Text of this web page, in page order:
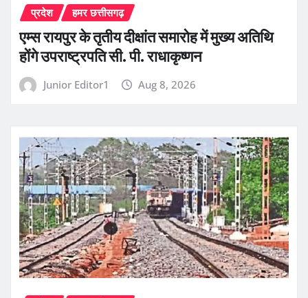
प्रदेश हमर छत्तीसगढ़
एम्स रायपुर के तृतीय दीक्षांत समारोह में मुख्य अतिथि
होंगे उपराष्ट्रपति सी. पी. राधाकृष्णन
Junior Editor1 Aug 8, 2026